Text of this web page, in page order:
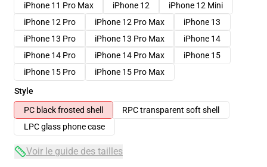
iPhone 11 Pro Max
iPhone 12
iPhone 12 Mini
iPhone 12 Pro
iPhone 12 Pro Max
iPhone 13
iPhone 13 Pro
iPhone 13 Pro Max
iPhone 14
iPhone 14 Pro
iPhone 14 Pro Max
iPhone 15
iPhone 15 Pro
iPhone 15 Pro Max
Style
PC black frosted shell
RPC transparent soft shell
LPC glass phone case
Voir le guide des tailles